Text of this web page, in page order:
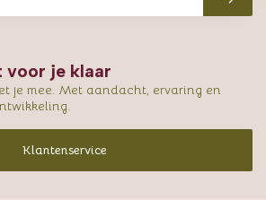
voor je klaar
je mee. Met aandacht, ervaring en
Klantenservice